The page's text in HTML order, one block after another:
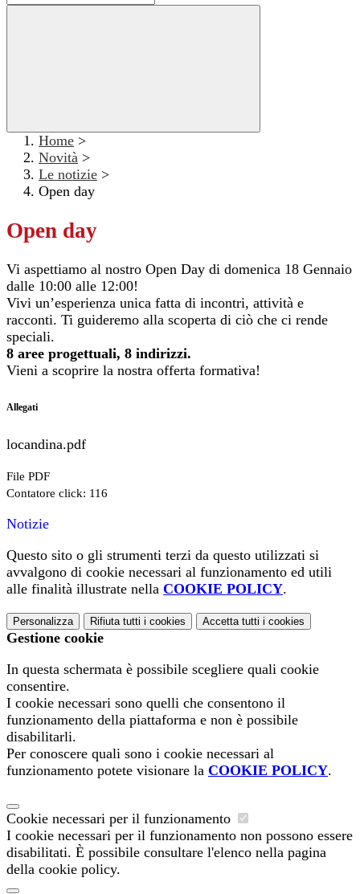
Home >
Novità >
Le notizie >
Open day
Open day
Vi aspettiamo al nostro Open Day di domenica 18 Gennaio
dalle 10:00 alle 12:00!
Vivi un’esperienza unica fatta di incontri, attività e
racconti. Ti guideremo alla scoperta di ciò che ci rende
speciali.
8 aree progettuali, 8 indirizzi.
Vieni a scoprire la nostra offerta formativa!
Allegati
locandina.pdf
File PDF
Contatore click: 116
Notizie
Questo sito o gli strumenti terzi da questo utilizzati si
avvalgono di cookie necessari al funzionamento ed utili
alle finalità illustrate nella COOKIE POLICY.
Personalizza Rifiuta tutti i cookies Accetta tutti i cookies
Gestione cookie
In questa schermata è possibile scegliere quali cookie
consentire.
I cookie necessari sono quelli che consentono il
funzionamento della piattaforma e non è possibile
disabilitarli.
Per conoscere quali sono i cookie necessari al
funzionamento potete visionare la COOKIE POLICY.
Cookie necessari per il funzionamento
I cookie necessari per il funzionamento non possono essere
disabilitati. È possibile consultare l'elenco nella pagina
della cookie policy.